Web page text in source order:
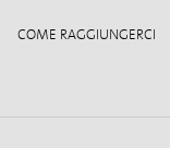
COME RAGGIUNGERCI